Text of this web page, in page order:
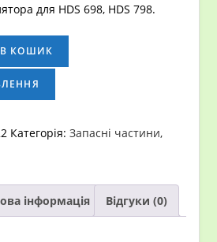
для HDS 698, HDS 798.
КОШИК
Категорія:Запасні частини,
інформація Відгуки (0)